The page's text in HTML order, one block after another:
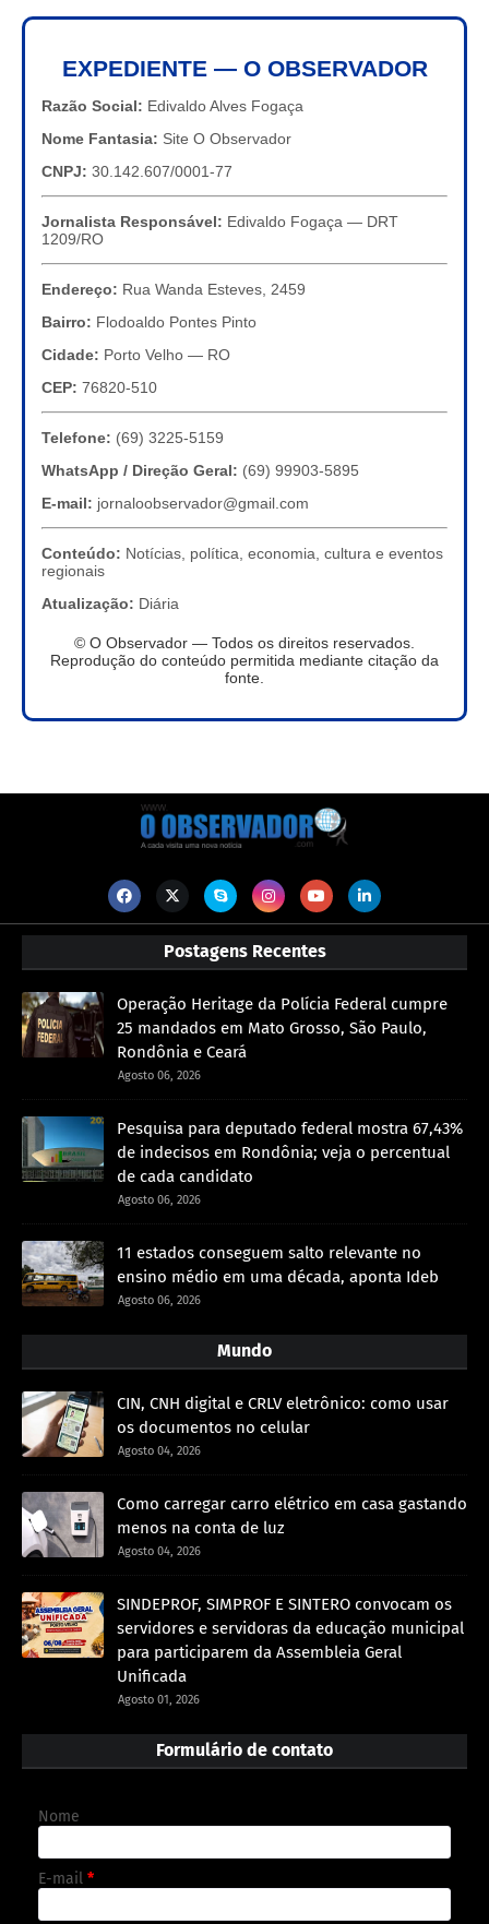
EXPEDIENTE — O OBSERVADOR
Razão Social: Edivaldo Alves Fogaça
Nome Fantasia: Site O Observador
CNPJ: 30.142.607/0001-77
Jornalista Responsável: Edivaldo Fogaça — DRT
1209/RO
Endereço: Rua Wanda Esteves, 2459
Bairro: Flodoaldo Pontes Pinto
Cidade: Porto Velho — RO
CEP: 76820-510
Telefone: (69) 3225-5159
WhatsApp / Direção Geral: (69) 99903-5895
E-mail: jornaloobservador@gmail.com
Conteúdo: Notícias, política, economia, cultura e eventos
regionais
Atualização: Diária
© O Observador — Todos os direitos reservados.
Reprodução do conteúdo permitida mediante citação da
fonte.
Postagens Recentes
Operação Heritage da Polícia Federal cumpre
25 mandados em Mato Grosso, São Paulo,
Rondônia e Ceará
Agosto 06, 2026
Pesquisa para deputado federal mostra 67,43%
de indecisos em Rondônia; veja o percentual
de cada candidato
Agosto 06, 2026
11 estados conseguem salto relevante no
ensino médio em uma década, aponta Ideb
Agosto 06, 2026
Mundo
CIN, CNH digital e CRLV eletrônico: como usar
os documentos no celular
Agosto 04, 2026
Como carregar carro elétrico em casa gastando
menos na conta de luz
Agosto 04, 2026
SINDEPROF, SIMPROF E SINTERO convocam os
servidores e servidoras da educação municipal
para participarem da Assembleia Geral
Unificada
Agosto 01, 2026
Formulário de contato
Nome
E-mail *